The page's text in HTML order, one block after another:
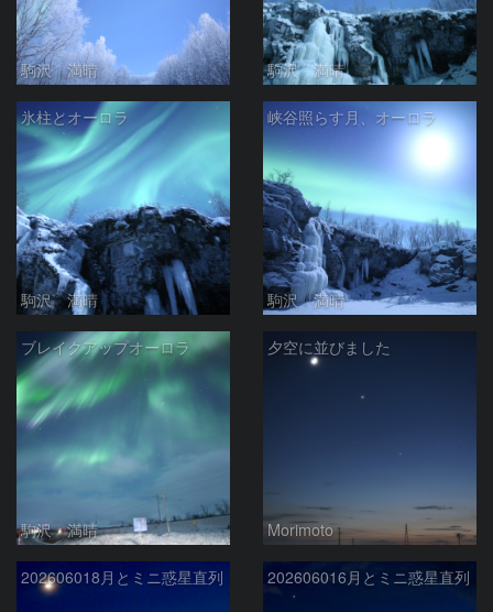
駒沢 満晴 駒沢 満晴
氷柱とオーロラ
駒沢 満晴
峡谷照らす月、オーロラ
駒沢 満晴
ブレイクアップオーロラ
駒沢 満晴
夕空に並びました
Morimoto
202606018月とミニ惑星直列 202606016月とミニ惑星直列